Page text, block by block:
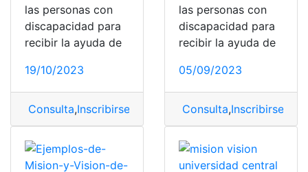
las personas con
discapacidad para
recibir la ayuda de
19/10/2023
Consulta,Inscribirse
las personas con
discapacidad para
recibir la ayuda de
05/09/2023
Consulta,Inscribirse